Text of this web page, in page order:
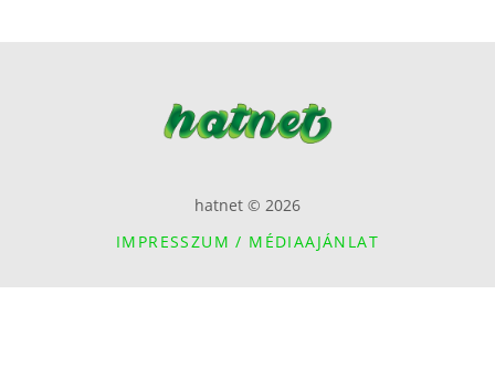
hatnet © 2026
IMPRESSZUM / MÉDIAAJÁNLAT